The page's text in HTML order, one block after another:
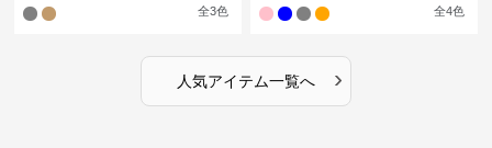
全3色 全4色
人気アイテム一覧へ ›